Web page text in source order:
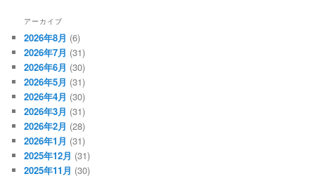
アーカイブ
2026年8月 (6)
2026年7月 (31)
2026年6月 (30)
2026年5月 (31)
2026年4月 (30)
2026年3月 (31)
2026年2月 (28)
2026年1月 (31)
2025年12月 (31)
2025年11月 (30)